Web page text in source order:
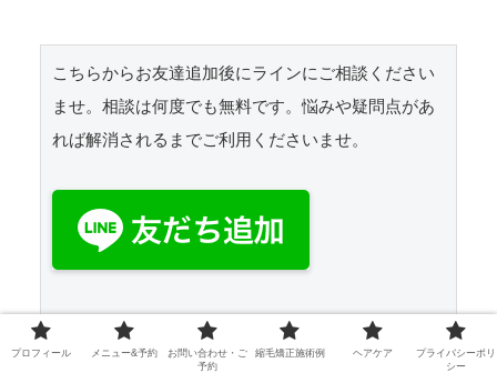
こちらからお友達追加後にラインにご相談ください
ませ。相談は何度でも無料です。悩みや疑問点があ
れば解消されるまでご利用くださいませ。
友達追加しただけでは、どなたかわかりません。ブ
ログを見たとお伝えいただくとスムーズにご相談で
プロフィール メニュー&予約
お問い合わせ・ご
予約
縮毛矯正施術例 ヘアケア
プライバシーポリ
シー